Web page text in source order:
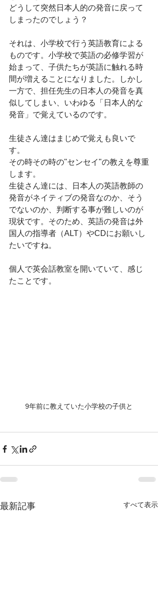
どうして突然日本人的の発音に戻って
しまったのでしょう？
それは、小学校で行う英語教育による
ものです。小学校で英語の必修学習が
始まって、子供たちが英語に触れる時
間が増えることになりました。しかし
一方で、担任先生の日本人の発音を真
似してしまい、いわゆる「日本人的な
発音」で覚えているのです。
生徒さん達はまじめで覚えも良いで
す。
その時その時の"センセイ"の教えを尊重
します。
生徒さん達には、日本人の英語教師の
発音がネイティブの発音なのか、そう
でないのか、判断する事が難しいのが
現状です。そのため、英語の発音は外
国人の指導者（ALT）やCDにお願いし
たいですね。
個人で英会話教室を開いていて、感じ
たことです。
9年前に教えていた小学校の子供と
最新記事 すべて表示